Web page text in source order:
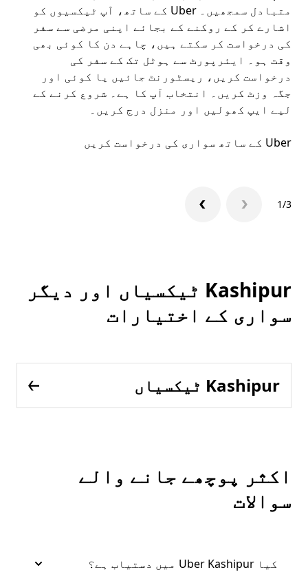
متبادل سمجھیں۔ Uber کے ساتھ، آپ ٹیکسیوں کو
اشارے کر کے روکنے کے بجائے اپنی مرضی سے سفر
کی درخواست کر سکتے ہیں، چاہے دن کا کوئی بھی
وقت ہو۔ ایئرپورٹ سے ہوٹل تک کے سفر کی
درخواست کریں، ریسٹورنٹ جائیں یا کوئی اور
جگہ وزٹ کریں۔ انتخاب آپ کا ہے۔ شروع کرنے کے
لیے ایپ کھولیں اور منزل درج کریں۔
Uber کے ساتھ سواری کی درخواست کریں
1/3
Kashipur ٹیکسیاں اور دیگر
سواری کے اختیارات
Kashipur ٹیکسیاں
اکثر پوچھے جانے والے
سوالات
کیا Uber Kashipur میں دستیاب ہے؟